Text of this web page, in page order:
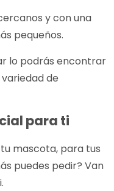
y con una
pequeños.
lo podrás encontrar
de
para ti
mascota, para tus
puedes pedir? Van